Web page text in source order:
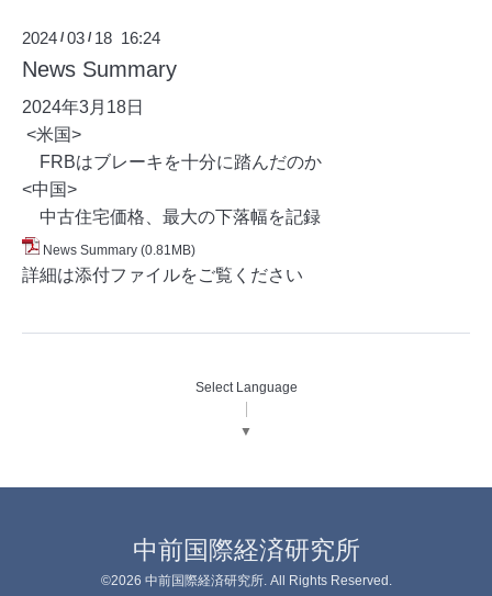
2024 /03 / 18 16:24
News Summary
2024年3月18日
<米国>
FRBはブレーキを十分に踏んだのか
<中国>
中古住宅価格、最大の下落幅を記録
News Summary (0.81MB)
詳細は添付ファイルをご覧ください
Select Language
▼
中前国際経済研究所
©2026 中前国際経済研究所. All Rights Reserved.